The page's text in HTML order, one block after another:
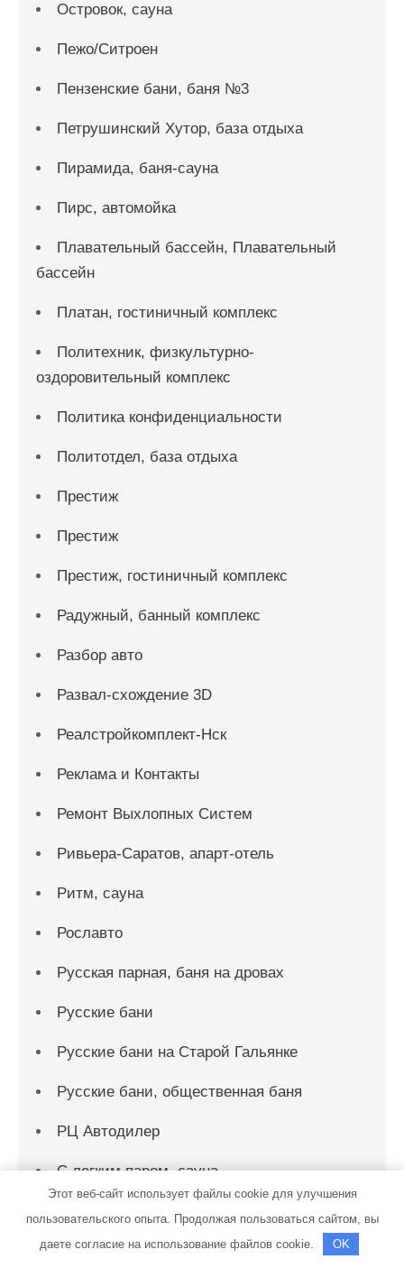
Островок, сауна
Пежо/Ситроен
Пензенские бани, баня №3
Петрушинский Хутор, база отдыха
Пирамида, баня-сауна
Пирс, автомойка
Плавательный бассейн, Плавательный
бассейн
Платан, гостиничный комплекс
Политехник, физкультурно-
оздоровительный комплекс
Политика конфиденциальности
Политотдел, база отдыха
Престиж
Престиж
Престиж, гостиничный комплекс
Радужный, банный комплекс
Разбор авто
Развал-схождение 3D
Реалстройкомплект-Нск
Реклама и Контакты
Ремонт Выхлопных Систем
Ривьера-Саратов, апарт-отель
Ритм, сауна
Рославто
Русская парная, баня на дровах
Русские бани
Русские бани на Старой Гальянке
Русские бани, общественная баня
РЦ Автодилер
С легким паром, сауна
Сакура, сауна
Этот веб-сайт использует файлы cookie для улучшения
пользовательского опыта. Продолжая пользоваться сайтом, вы
даете согласие на использование файлов cookie.
OK